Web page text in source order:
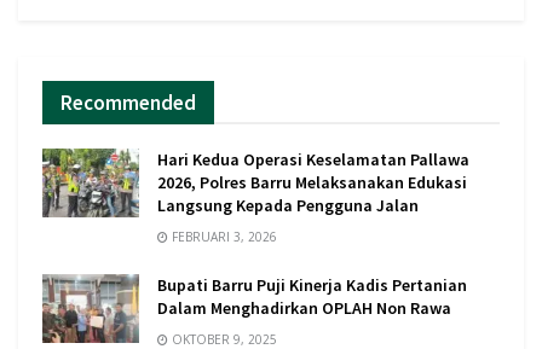
Recommended
Hari Kedua Operasi Keselamatan Pallawa
2026, Polres Barru Melaksanakan Edukasi
Langsung Kepada Pengguna Jalan
FEBRUARI 3, 2026
Bupati Barru Puji Kinerja Kadis Pertanian
Dalam Menghadirkan OPLAH Non Rawa
OKTOBER 9, 2025